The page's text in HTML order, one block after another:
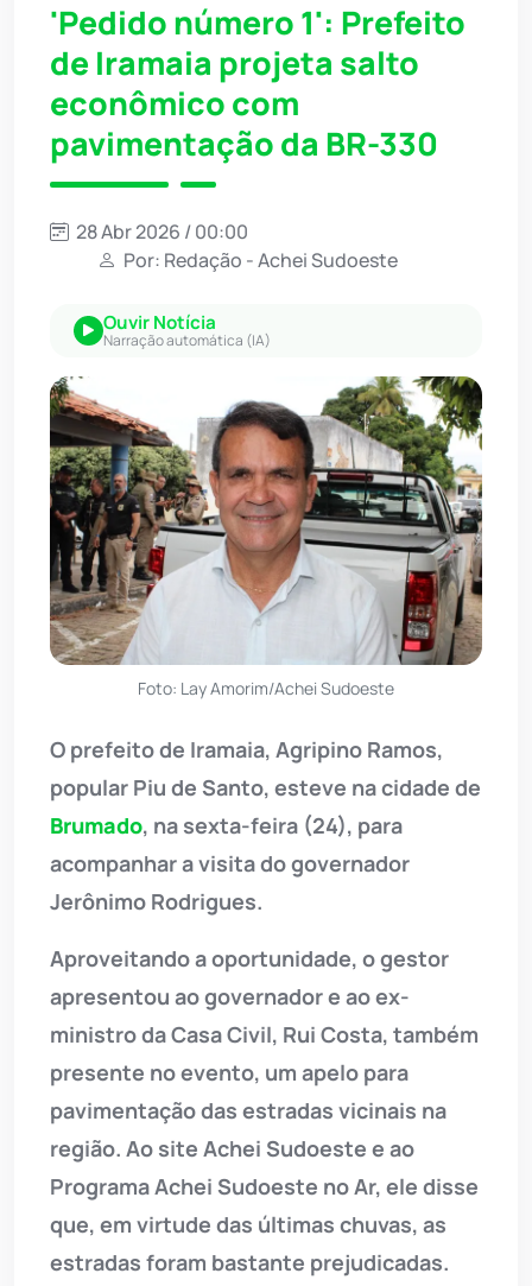
'Pedido número 1': Prefeito
de Iramaia projeta salto
econômico com
pavimentação da BR-330
28 Abr 2026 / 00:00
Por: Redação - Achei Sudoeste
Ouvir Notícia
Narração automática (IA)
Foto: Lay Amorim/Achei Sudoeste
O prefeito de Iramaia, Agripino Ramos,
popular Piu de Santo, esteve na cidade de
Brumado, na sexta-feira (24), para
acompanhar a visita do governador
Jerônimo Rodrigues.
Aproveitando a oportunidade, o gestor
apresentou ao governador e ao ex-
ministro da Casa Civil, Rui Costa, também
presente no evento, um apelo para
pavimentação das estradas vicinais na
região. Ao site Achei Sudoeste e ao
Programa Achei Sudoeste no Ar, ele disse
que, em virtude das últimas chuvas, as
estradas foram bastante prejudicadas.